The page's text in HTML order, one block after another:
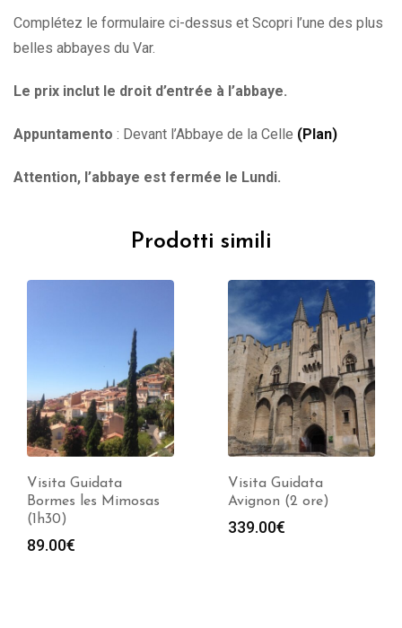
Complétez le formulaire ci-dessus et Scopri l’une des plus
belles abbayes du Var.
Le prix inclut le droit d’entrée à l’abbaye.
Appuntamento : Devant l’Abbaye de la Celle (Plan)
Attention, l’abbaye est fermée le Lundi.
Prodotti simili
Visita Guidata
Avignon (2 ore)
339.00
Visita Guidata Saint
Paul de Vence-option
Fondation Maeght (2
ore)